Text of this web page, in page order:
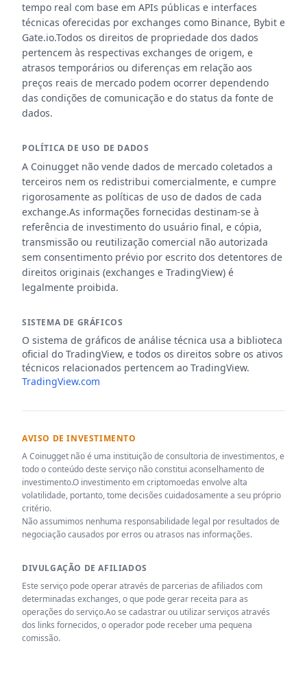
tempo real com base em APIs públicas e interfaces
técnicas oferecidas por exchanges como Binance, Bybit e
Gate.io.Todos os direitos de propriedade dos dados
pertencem às respectivas exchanges de origem, e
atrasos temporários ou diferenças em relação aos
preços reais de mercado podem ocorrer dependendo
das condições de comunicação e do status da fonte de
dados.
POLÍTICA DE USO DE DADOS
A Coinugget não vende dados de mercado coletados a
terceiros nem os redistribui comercialmente, e cumpre
rigorosamente as políticas de uso de dados de cada
exchange.As informações fornecidas destinam-se à
referência de investimento do usuário final, e cópia,
transmissão ou reutilização comercial não autorizada
sem consentimento prévio por escrito dos detentores de
direitos originais (exchanges e TradingView) é
legalmente proibida.
SISTEMA DE GRÁFICOS
O sistema de gráficos de análise técnica usa a biblioteca
oficial do TradingView, e todos os direitos sobre os ativos
técnicos relacionados pertencem ao TradingView.
TradingView.com
AVISO DE INVESTIMENTO
A Coinugget não é uma instituição de consultoria de investimentos, e
todo o conteúdo deste serviço não constitui aconselhamento de
investimento.O investimento em criptomoedas envolve alta
volatilidade, portanto, tome decisões cuidadosamente a seu próprio
critério.
Não assumimos nenhuma responsabilidade legal por resultados de
negociação causados por erros ou atrasos nas informações.
DIVULGAÇÃO DE AFILIADOS
Este serviço pode operar através de parcerias de afiliados com
determinadas exchanges, o que pode gerar receita para as
operações do serviço.Ao se cadastrar ou utilizar serviços através
dos links fornecidos, o operador pode receber uma pequena
comissão.